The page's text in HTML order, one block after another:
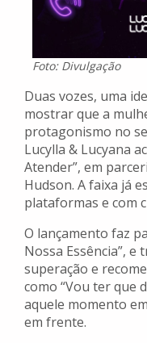
Foto: Divulgação
Duas vozes, uma
mostrar que a
protagonismo no
Lucylla & Lucyana
Atender”, em
Hudson. A faixa já
plataformas e com
O lançamento faz
Nossa Essência”,
superação e
como “Vou ter que
aquele momento
em frente.